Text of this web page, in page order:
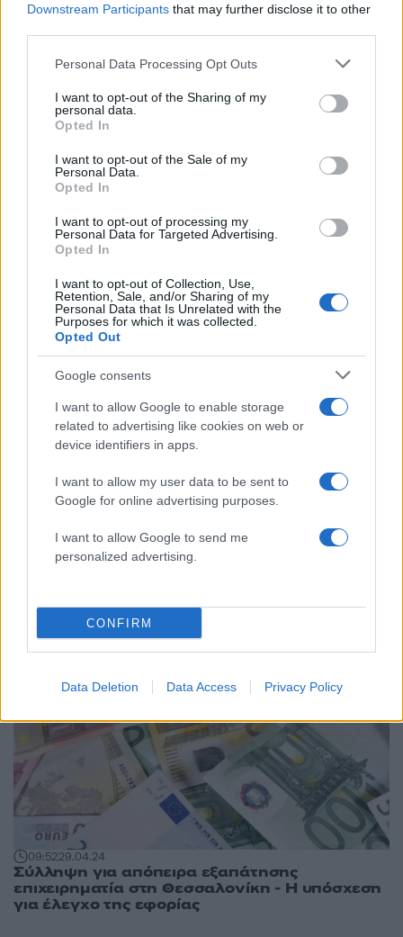
Downstream Participants that may further disclose it to other
Please note that this website/app uses one or more Google
not limited to your visit or usage behaviour. You may click to
grant or deny consent to Google and its third-party tags to
use your data for below specified purposes in below Google
consent section.
Personal Data Processing Opt Outs
I want to opt-out of the Sharing of my
personal data.
Opted In
I want to opt-out of the Sale of my
Personal Data.
Opted In
I want to opt-out of processing my
Personal Data for Targeted Advertising.
Opted In
I want to opt-out of Collection, Use,
Retention, Sale, and/or Sharing of my
Personal Data that Is Unrelated with the
Purposes for which it was collected.
Opted Out
Google consents
I want to allow Google to enable storage
related to advertising like cookies on web or
device identifiers in apps.
I want to allow my user data to be sent to
Google for online advertising purposes.
I want to allow Google to send me
personalized advertising.
CONFIRM
Data Deletion Data Access Privacy Policy
ΑΑΔΕ: Πάνω από αδήλωτα 800.000 ευρώ
κατασχέθηκαν σε πύλες εισόδου της χώρας
16:53 11.06.24
Νέο ταχύτερο Σύστημα Ελέγχου Εισαγωγών
για πάνω από 2.200 μεταφορείς
09:5229.04.24
Σύλληψη για απόπειρα εξαπάτησης
επιχειρηματία στη Θεσσαλονίκη - Η υπόσχεση
για έλεγχο της εφορίας